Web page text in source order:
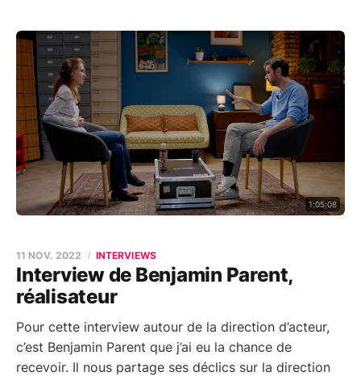
1:05:08
Interview de Benjamin Parent,
réalisateur
11 NOV. 2022 INTERVIEWS
Pour cette interview autour de la direction d’acteur,
c’est Benjamin Parent que j’ai eu la chance de
recevoir. Il nous partage ses déclics sur la direction